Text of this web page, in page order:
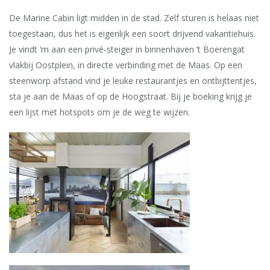
De Marine Cabin ligt midden in de stad. Zelf sturen is helaas niet
toegestaan, dus het is eigenlijk een soort drijvend vakantiehuis.
Je vindt ‘m aan een privé-steiger in binnenhaven ’t Boerengat
vlakbij Oostplein, in directe verbinding met de Maas. Op een
steenworp afstand vind je leuke restaurantjes en ontbijttentjes,
sta je aan de Maas of op de Hoogstraat. Bij je boeking krijg je
een lijst met hotspots om je de weg te wijzen.